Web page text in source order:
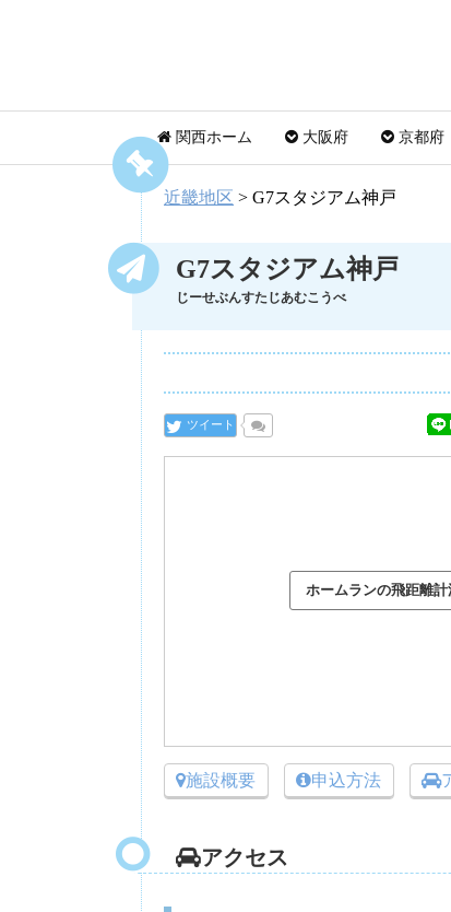
関西ホーム 大阪府 京都府
近畿地区 > G7スタジアム神戸
G7スタジアム神戸
じーせぶんすたじあむこうべ
ツイート
施設概要 申込方法
アクセス